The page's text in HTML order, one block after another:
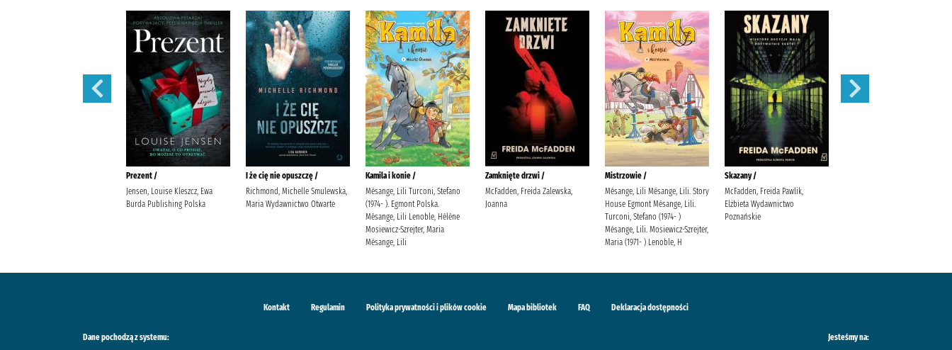
Prezent /
Jensen, Louise Kleszcz, Ewa
Burda Publishing Polska
I że cię nie opuszczę /
Richmond, Michelle Smulewska,
Maria Wydawnictwo Otwarte
Kamila i konie /
Mésange, Lili Turconi, Stefano
(1974- ). Egmont Polska.
Mésange, Lili Lenoble, Hélène
Mosiewicz-Szrejter, Maria
Mésange, Lili
Zamknięte drzwi /
McFadden, Freida Zalewska,
Joanna
Mistrzowie /
Mésange, Lili Mésange, Lili. Story
House Egmont Mésange, Lili.
Turconi, Stefano (1974- )
Mésange, Lili. Mosiewicz-Szrejter,
Maria (1971- ) Lenoble, H
Skazany /
McFadden, Freida Pawlik,
Elżbieta Wydawnictwo
Poznańskie
Kontakt Regulamin Polityka prywatności i plików cookie Mapa bibliotek FAQ Deklaracja dostępności
Dane pochodzą z systemu: Jesteśmy na: